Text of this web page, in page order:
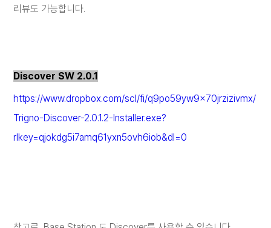
리뷰도 가능합니다.
Discover SW 2.0.1
https://www.dropbox.com/scl/fi/q9po59yw9x70jrzizivmx/
Trigno-Discover-2.0.1.2-Installer.exe?
rlkey=qjokdg5i7amq61yxn5ovh6iob&dl=0